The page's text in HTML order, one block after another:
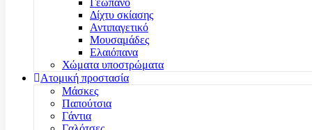
Δίχτυ σκίασης
Αντιπαγετικό
Μουσαμάδες
Ελαιόπανα
Χώματα υποστρώματα
Ατομική προστασία
Μάσκες
Παπούτσια
Γάντια